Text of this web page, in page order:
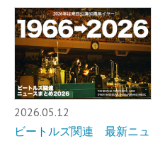
2026.05.12
ビートルズ関連 最新ニュ